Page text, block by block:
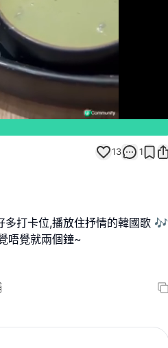
:
13 1
多打卡位,播放住抒情的韓國歌 🎶
唔覺就兩個鐘~